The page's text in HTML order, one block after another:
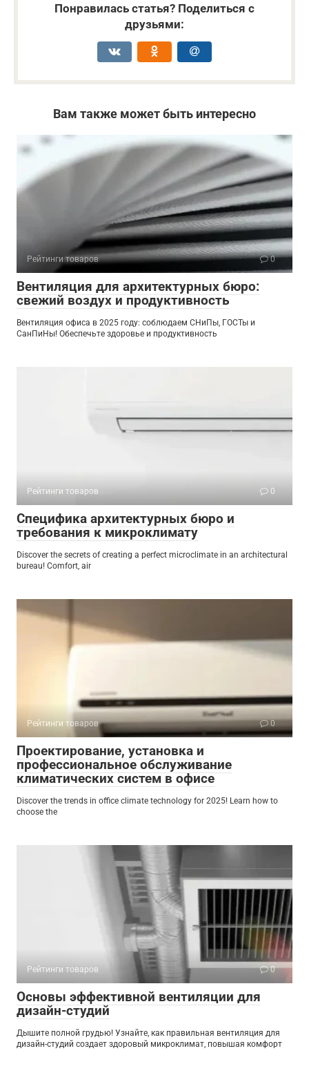
Понравилась статья? Поделиться с
друзьями:
Вам также может быть интересно
Рейтинги товаров 0
Вентиляция для архитектурных бюро:
свежий воздух и продуктивность
Вентиляция офиса в 2025 году: соблюдаем СНиПы, ГОСТы и
СанПиНы! Обеспечьте здоровье и продуктивность
Рейтинги товаров 0
Специфика архитектурных бюро и
требования к микроклимату
Discover the secrets of creating a perfect microclimate in an architectural
bureau! Comfort, air
Рейтинги товаров 0
Проектирование, установка и
профессиональное обслуживание
климатических систем в офисе
Discover the trends in office climate technology for 2025! Learn how to
choose the
Рейтинги товаров 0
Основы эффективной вентиляции для
дизайн-студий
Дышите полной грудью! Узнайте, как правильная вентиляция для
дизайн-студий создает здоровый микроклимат, повышая комфорт